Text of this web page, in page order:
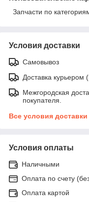
Запчасти по
Условия доставки
Самовывоз
Доставка курьером
Межгородская
покупателя.
Все условия доставки
Условия оплаты
Наличными
Оплата по счету
Оплата картой